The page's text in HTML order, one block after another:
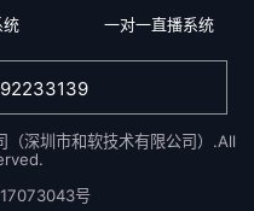
统 一对一直播系统
深圳市和软技术有限公司）.All
号